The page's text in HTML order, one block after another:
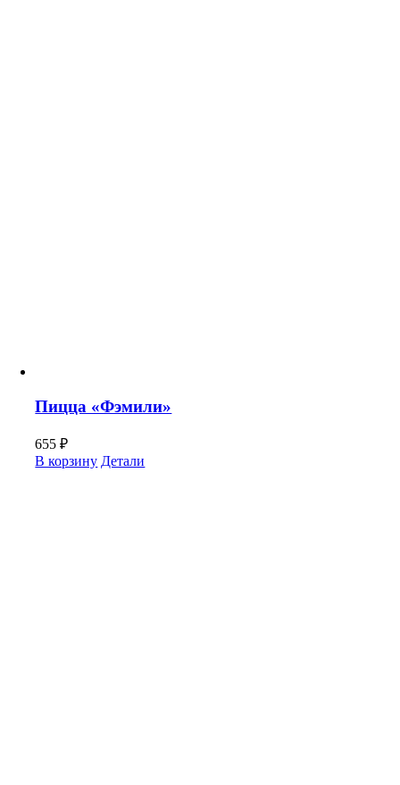
Пицца «Фэмили»
655₽
В корзину Детали